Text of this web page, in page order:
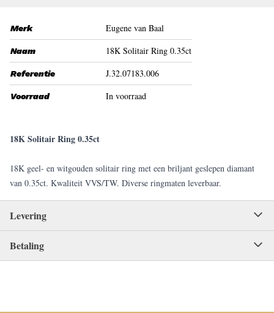
Merk Eugene van Baal
Naam 18K Solitair Ring 0.35ct
Referentie J.32.07183.006
Voorraad In voorraad
18K Solitair Ring 0.35ct
18K geel- en witgouden solitair ring met een briljant geslepen diamant
van 0.35ct. Kwaliteit VVS/TW. Diverse ringmaten leverbaar.
Levering
Betaling